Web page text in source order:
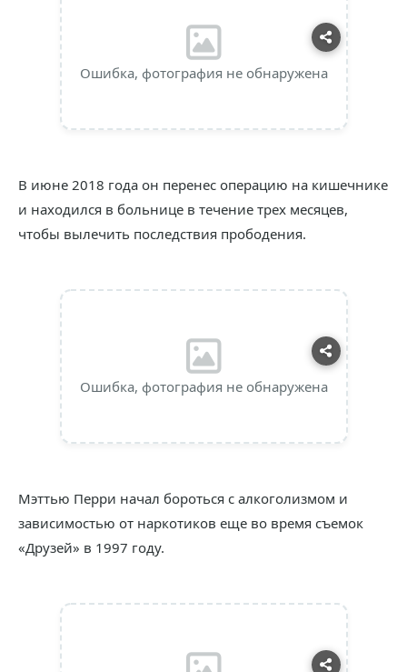
Ошибка, фотография не обнаружена
В июне 2018 года он перенес операцию на кишечнике
и находился в больнице в течение трех месяцев,
чтобы вылечить последствия прободения.
Ошибка, фотография не обнаружена
Мэттью Перри начал бороться с алкоголизмом и
зависимостью от наркотиков еще во время съемок
«Друзей» в 1997 году.